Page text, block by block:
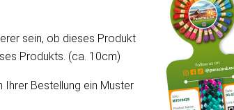
sein, ob dieses Produkt
Produkts. (ca. 10cm)
Ihrer Bestellung ein Muster